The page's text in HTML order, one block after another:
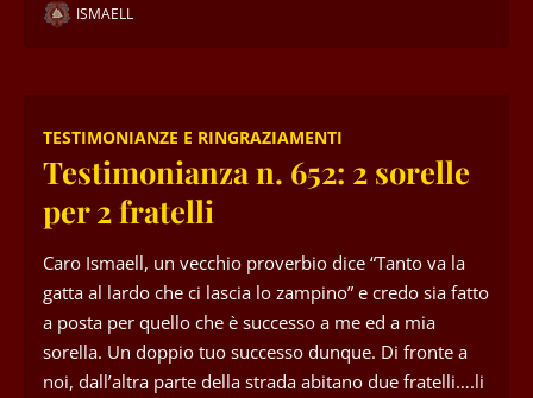
ISMAELL
TESTIMONIANZE E RINGRAZIAMENTI
Testimonianza n. 652: 2 sorelle
per 2 fratelli
Caro Ismaell, un vecchio proverbio dice “Tanto va la
gatta al lardo che ci lascia lo zampino” e credo sia fatto
a posta per quello che è successo a me ed a mia
sorella. Un doppio tuo successo dunque. Di fronte a
noi, dall’altra parte della strada abitano due fratelli….li